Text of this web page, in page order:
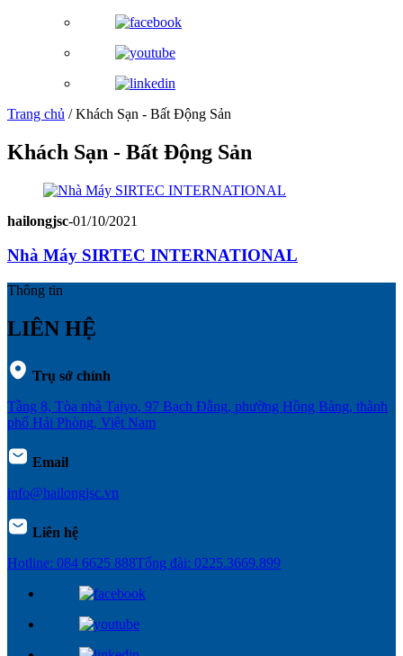
Trang chủ /Khách Sạn - Bất Động Sản
Khách Sạn - Bất Động Sản
hailongjsc-01/10/2021
Nhà Máy SIRTEC INTERNATIONAL
Thông tin
LIÊN HỆ
Trụ sở chính
Tầng 8, Tòa nhà Taiyo, 97 Bạch Đằng, phường Hồng Bàng, thành
phố Hải Phòng, Việt Nam
Email
info@hailongjsc.vn
Liên hệ
Hotline: 084 6625 888Tổng đài: 0225.3669.899